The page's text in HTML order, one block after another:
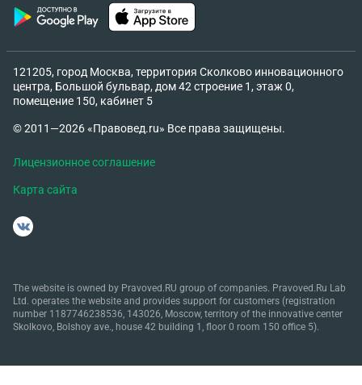
121205, город Москва, территория Сколково инновационного
центра, Большой бульвар, дом 42 строение 1, этаж 0,
помещение 150, кабинет 5
© 2011—2026 «Правовед.ru» Все права защищены.
Лицензионное соглашение
Карта сайта
The website is owned by Pravoved.RU group of companies. Pravoved.Ru Lab
Ltd. operates the website and provides support for customers (registration
number 1187746238536, 143026, Moscow, territory of the innovative center
Skolkovo, Bolshoy ave., house 42 building 1, floor 0 room 150 office 5).